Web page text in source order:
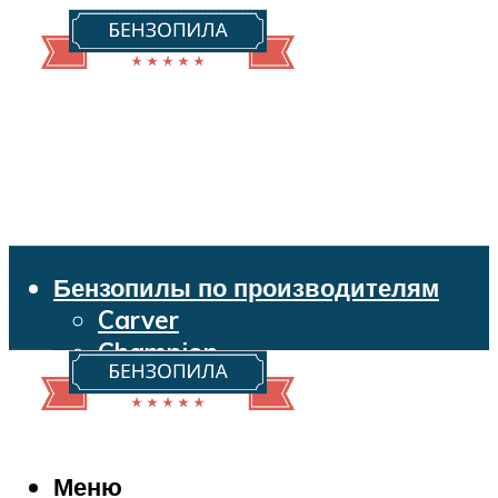
Бензопилы по производителям
Carver
Champion
Echo
Husqvarna
Makita
Меню